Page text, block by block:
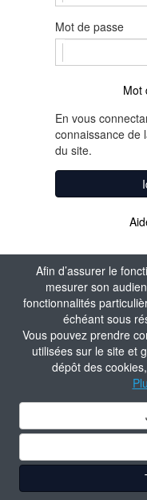
Afin d’assurer le
mesurer son
fonctionnalités
échéant sous
Vous pouvez prendre
utilisées sur le site et
dépôt des
Mot de passe
Mot
En vous
connaissance de
du site.